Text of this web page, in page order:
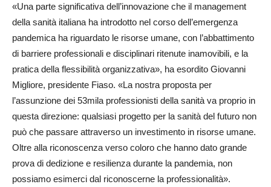
«Una parte significativa dell’innovazione che il management
della sanità italiana ha introdotto nel corso dell’emergenza
pandemica ha riguardato le risorse umane, con l’abbattimento
di barriere professionali e disciplinari ritenute inamovibili, e la
pratica della flessibilità organizzativa», ha esordito Giovanni
Migliore, presidente Fiaso. «La nostra proposta per
l’assunzione dei 53mila professionisti della sanità va proprio in
questa direzione: qualsiasi progetto per la sanità del futuro non
può che passare attraverso un investimento in risorse umane.
Oltre alla riconoscenza verso coloro che hanno dato grande
prova di dedizione e resilienza durante la pandemia, non
possiamo esimerci dal riconoscerne la professionalità».